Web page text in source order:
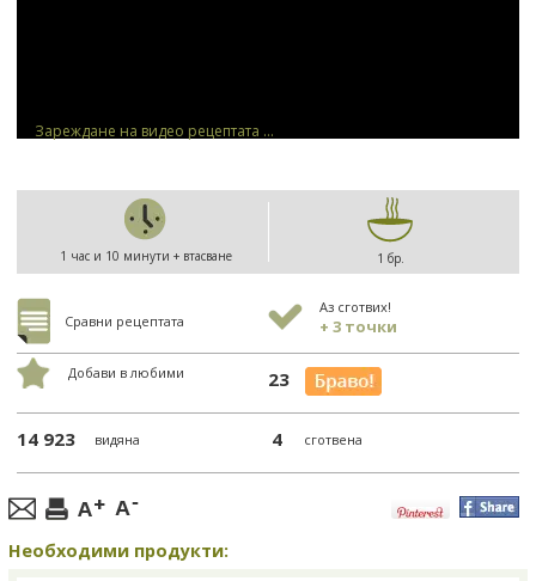
Зареждане на видео рецептата ...
1 час и 10 минути + втасване 1 бр.
Сравни рецептата
Аз сготвих!
+ 3 точки
Добави в любими 23
14 923 видяна 4 сготвена
Необходими продукти: